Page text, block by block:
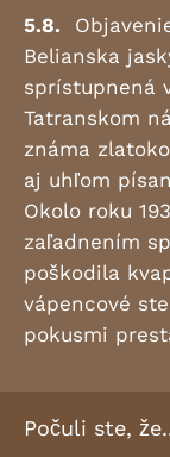
5.8.
Belianska
sprístupnená
Tatranskom
známa
aj uhľom
Okolo roku
zaľadnením
poškodila
vápencové
pokusmi
Počuli ste,